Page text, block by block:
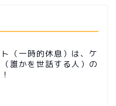
（一時的休息）は、ケ
誰かを世話する人）の